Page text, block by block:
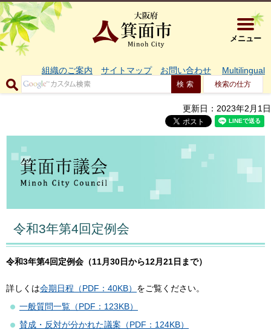
大阪府箕
メニュー
組織のご案内 サイトマップ お問い合わせ Multilingual
検索の仕方
更新日：2023年2月1日
令和3年第4回定例会
令和3年第4回定例会（11月30日から12月21日まで）
詳しくは会期日程（PDF：40KB） をご覧ください。
一般質問一覧（PDF：123KB）
賛成・反対が分かれた議案（PDF：124KB）